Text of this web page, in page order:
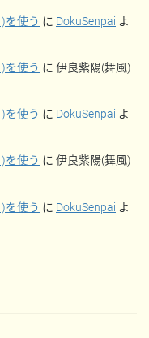
を使う に DokuSenpai よ
を使う に 伊良紫陽(舞風)
を使う に DokuSenpai よ
を使う に 伊良紫陽(舞風)
を使う に DokuSenpai よ